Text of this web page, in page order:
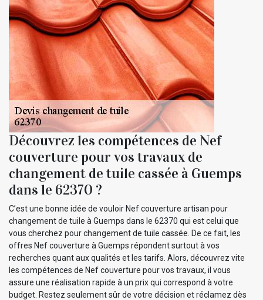
Découvrez les compétences de Nef
couverture pour vos travaux de
changement de tuile cassée à Guemps
dans le 62370 ?
C’est une bonne idée de vouloir Nef couverture artisan pour
changement de tuile à Guemps dans le 62370 qui est celui que
vous cherchez pour changement de tuile cassée. De ce fait, les
offres Nef couverture à Guemps répondent surtout à vos
recherches quant aux qualités et les tarifs. Alors, découvrez vite
les compétences de Nef couverture pour vos travaux, il vous
assure une réalisation rapide à un prix qui correspond à votre
budget. Restez seulement sûr de votre décision et réclamez dès